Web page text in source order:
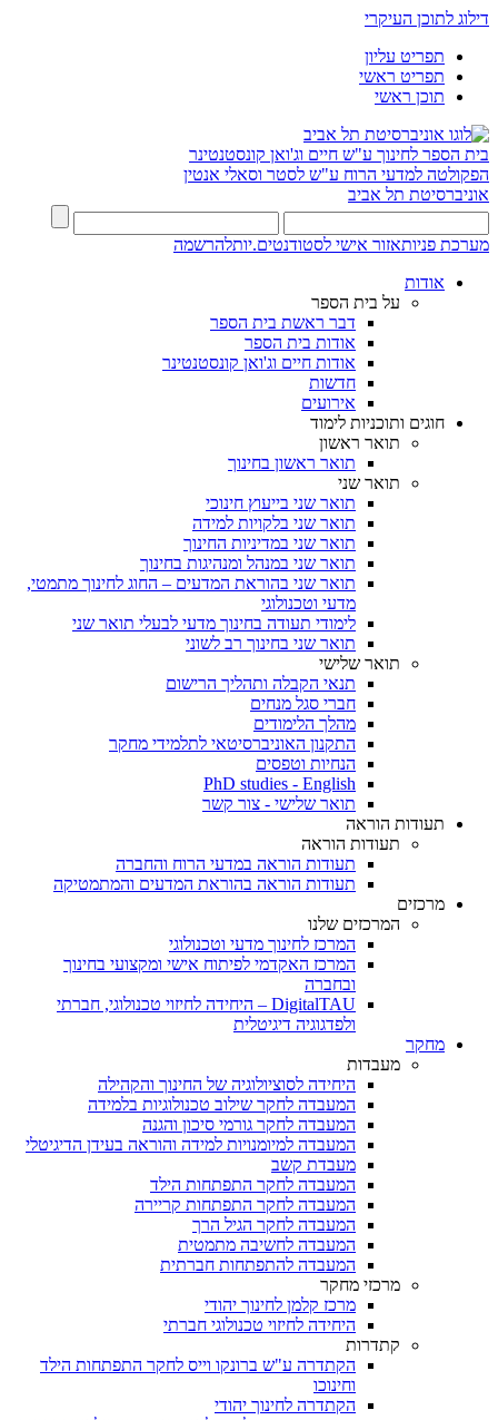
דילוג לתוכן העיקרי
תפריט עליון
תפריט ראשי
תוכן ראשי
בית הספר לחינוך ע"ש חיים וג'ואן קונסטנטינר
הפקולטה למדעי הרוח ע"ש לסטר וסאלי אנטין
אוניברסיטת תל אביב
מערכת פניותאזור אישי לסטודנטים.יותלהרשמה
אודות
על בית הספר
דבר ראשת בית הספר
אודות בית הספר
אודות חיים וג'ואן קונסטנטינר
חדשות
אירועים
חוגים ותוכניות לימוד
תואר ראשון
תואר ראשון בחינוך
תואר שני
תואר שני בייעוץ חינוכי
תואר שני בלקויות למידה
תואר שני במדיניות החינוך
תואר שני במנהל ומנהיגות בחינוך
תואר שני בהוראת המדעים – החוג לחינוך מתמטי,
מדעי וטכנולוגי
לימודי תעודה בחינוך מדעי לבעלי תואר שני
תואר שני בחינוך רב לשוני
תואר שלישי
תנאי הקבלה ותהליך הרישום
חברי סגל מנחים
מהלך הלימודים
התקנון האוניברסיטאי לתלמידי מחקר
הנחיות וטפסים
PhD studies - English
תואר שלישי - צור קשר
תעודות הוראה
תעודות הוראה
תעודות הוראה במדעי הרוח והחברה
תעודות הוראה בהוראת המדעים והמתמטיקה
מרכזים
המרכזים שלנו
המרכז לחינוך מדעי וטכנולוגי
המרכז האקדמי לפיתוח אישי ומקצועי בחינוך
ובחברה
DigitalTAU – היחידה לחיזוי טכנולוגי, חברתי
ולפדגוגיה דיגיטלית
מחקר
מעבדות
היחידה לסוציולוגיה של החינוך והקהילה
המעבדה לחקר שילוב טכנולוגיות בלמידה
המעבדה לחקר גורמי סיכון והגנה
המעבדה למיומנויות למידה והוראה בעידן הדיגיטלי
מעבדת קשב
המעבדה לחקר התפתחות הילד
המעבדה לחקר התפתחות קריירה
המעבדה לחקר הגיל הרך
המעבדה לחשיבה מתמטית
המעבדה להתפתחות חברתית
מרכזי מחקר
מרכז קלמן לחינוך יהודי
היחידה לחיזוי טכנולוגי חברתי
קתדרות
הקתדרה ע"ש ברונקו וייס לחקר התפתחות הילד
וחינוכו
הקתדרה לחינוך יהודי